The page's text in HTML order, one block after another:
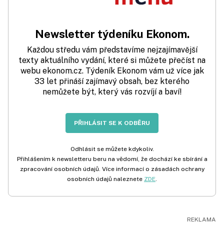
Newsletter týdeníku Ekonom.
Každou středu vám představíme nejzajímavější
texty aktuálního vydání, které si můžete přečíst na
webu ekonom.cz. Týdeník Ekonom vám už více jak
33 let přináší zajímavý obsah, bez kterého
nemůžete být, který vás rozvíjí a baví!
PŘIHLÁSIT SE K ODBĚRU
Odhlásit se můžete kdykoliv.
Přihlášením k newsletteru beru na vědomí, že dochází ke sbírání a
zpracování osobních údajů. Více informací o zásadách ochrany
osobních údajů naleznete ZDE.